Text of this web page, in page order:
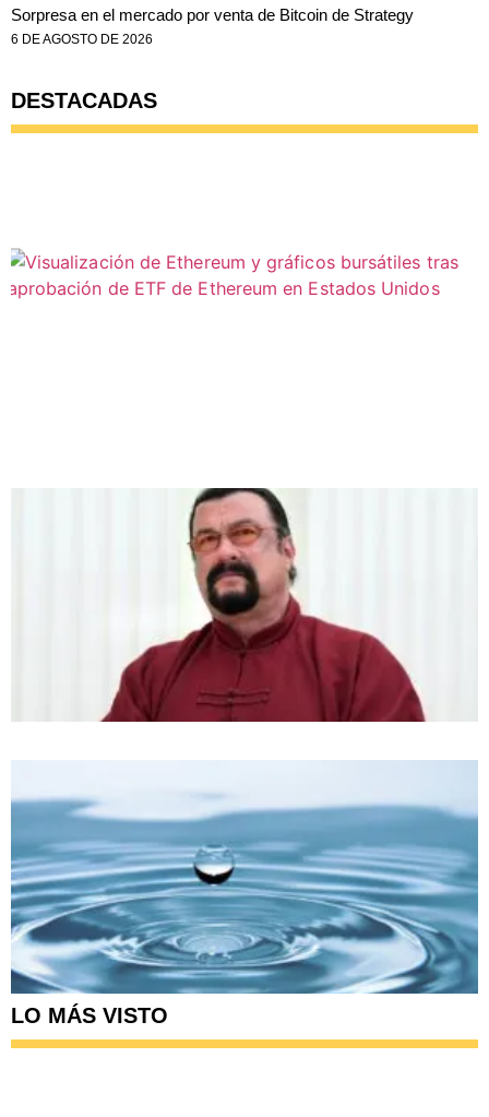
Sorpresa en el mercado por venta de Bitcoin de Strategy
6 DE AGOSTO DE 2026
DESTACADAS
LO MÁS VISTO